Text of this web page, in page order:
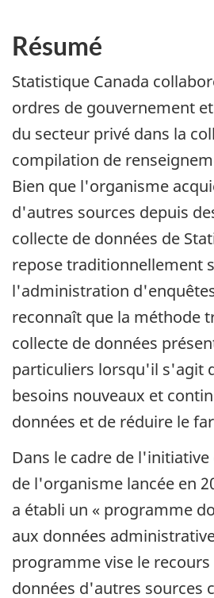
Résumé
Statistique Canada
ordres de gouvernement
du secteur privé dans la
compilation de
Bien que l'organisme
d'autres sources depuis
collecte de données de
repose traditionnellement
l'administration
reconnaît que la méthode
collecte de données
particuliers lorsqu'il s'agit
besoins nouveaux et
données et de réduire le
Dans le cadre de
de l'organisme lancée en
a établi un « programme
aux données
programme vise le
données d'autres sources